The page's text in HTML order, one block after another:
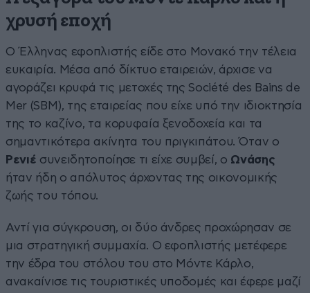
χρυσή εποχή
Ο Έλληνας εφοπλιστής είδε στο Μονακό την τέλεια
ευκαιρία. Μέσα από δίκτυο εταιρειών, άρχισε να
αγοράζει κρυφά τις μετοχές της Société des Bains de
Mer (SBM), της εταιρείας που είχε υπό την ιδιοκτησία
της το καζίνο, τα κορυφαία ξενοδοχεία και τα
σημαντικότερα ακίνητα του πριγκιπάτου. Όταν ο
Ρενιέ συνειδητοποίησε τι είχε συμβεί, ο Ωνάσης
ήταν ήδη ο απόλυτος άρχοντας της οικονομικής
ζωής του τόπου.
Αντί για σύγκρουση, οι δύο άνδρες προχώρησαν σε
μια στρατηγική συμμαχία. Ο εφοπλιστής μετέφερε
την έδρα του στόλου του στο Μόντε Κάρλο,
ανακαίνισε τις τουριστικές υποδομές και έφερε μαζί